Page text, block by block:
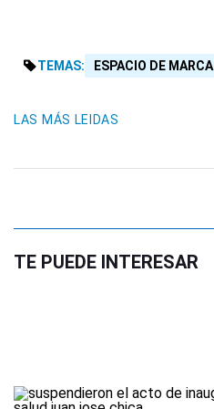
TEMAS: ESPACIO DE MARCA
LAS MÁS LEIDAS
TE PUEDE INTERESAR